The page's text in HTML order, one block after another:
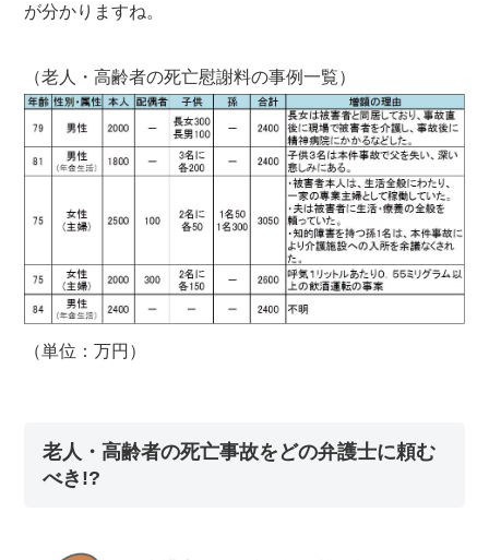
が分かりますね。
（老人・高齢者の死亡慰謝料の事例一覧）
（単位：万円）
老人・高齢者の死亡事故をどの弁護士に頼む
べき!?